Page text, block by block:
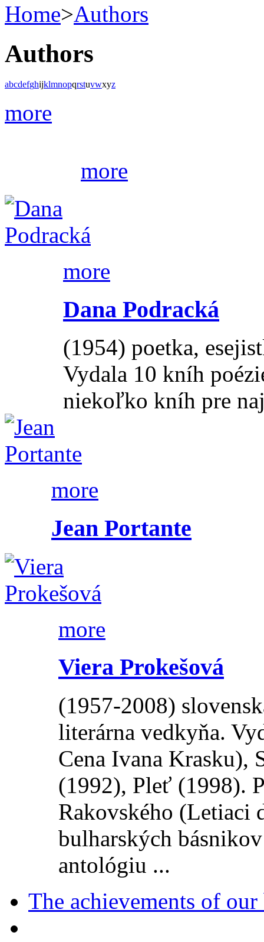
Home>Authors
Authors
abcdefghijklmnopqrstuvwxyz
more
more
more
Dana Podracká
(1954) poetka,
Vydala 10 kníh
niekoľko kníh pre
more
Jean Portante
more
Viera Prokešová
(1957-2008)
literárna vedkyňa.
Cena Ivana Krasku),
(1992), Pleť (1998).
Rakovského (Letiaci
bulharských
antológiu ...
The achievements of